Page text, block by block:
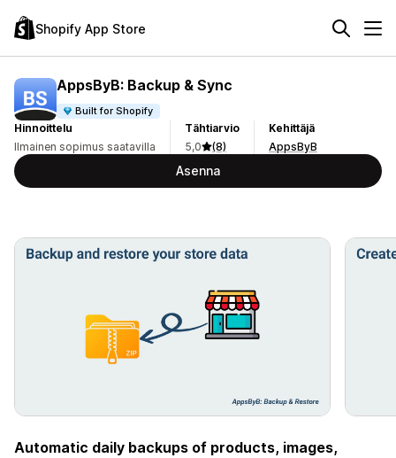
Shopify App Store
AppsByB: Backup & Sync
Built for Shopify
Hinnoittelu
Ilmainen sopimus saatavilla
Tähtiarvio
5,0
(8)
Kehittäjä
AppsByB
Asenna
Automatic daily backups of products, images,